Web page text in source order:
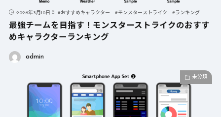
2026年3月10日 #おすすめキャラクター #モンスターストライク #ランキング
最強チームを目指す！モンスターストライクのおすす
めキャラクターランキング
admin
未分類